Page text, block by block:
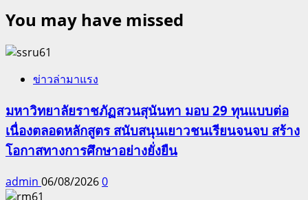
You may have missed
ข่าวล่ามาแรง
มหาวิทยาลัยราชภัฏสวนสุนันทา มอบ 29 ทุนแบบต่อ
เนื่องตลอดหลักสูตร สนับสนุนเยาวชนเรียนจนจบ สร้าง
โอกาสทางการศึกษาอย่างยั่งยืน
admin 06/08/20260